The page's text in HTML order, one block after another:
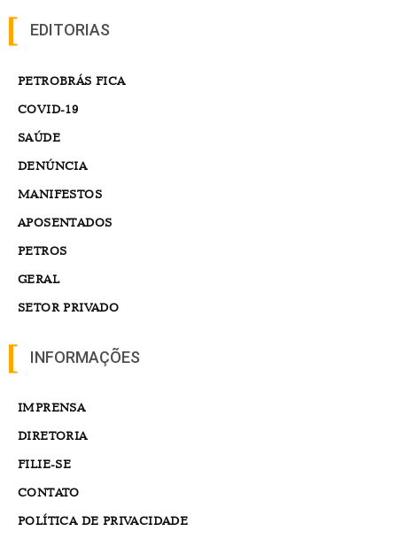
EDITORIAS
PETROBRÁS FICA
COVID-19
SAÚDE
DENÚNCIA
MANIFESTOS
APOSENTADOS
PETROS
GERAL
SETOR PRIVADO
INFORMAÇÕES
IMPRENSA
DIRETORIA
FILIE-SE
CONTATO
POLÍTICA DE PRIVACIDADE